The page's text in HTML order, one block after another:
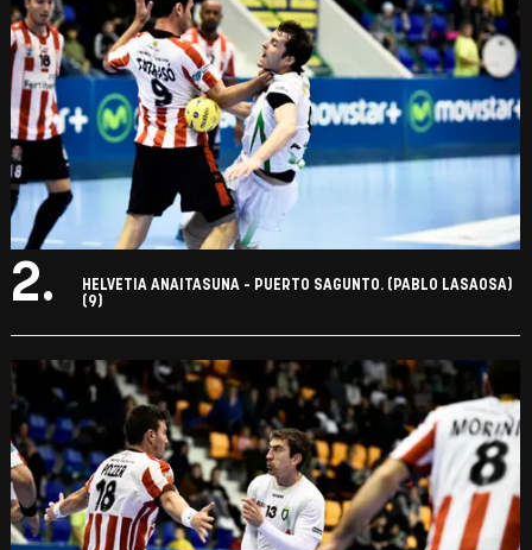
2.
HELVETIA ANAITASUNA - PUERTO SAGUNTO. (PABLO LASAOSA)
(9)